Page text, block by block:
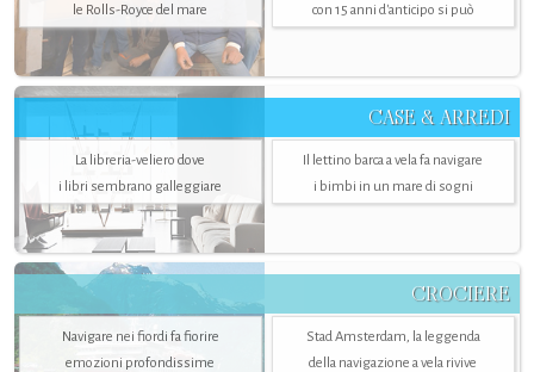
le Rolls-Royce del mare
con 15 anni d'anticipo si può
CASE & ARREDI
La libreria-veliero dove
i libri sembrano galleggiare
Il lettino barca a vela fa navigare
i bimbi in un mare di sogni
CROCIERE
Navigare nei fiordi fa fiorire
emozioni profondissime
Stad Amsterdam, la leggenda
della navigazione a vela rivive